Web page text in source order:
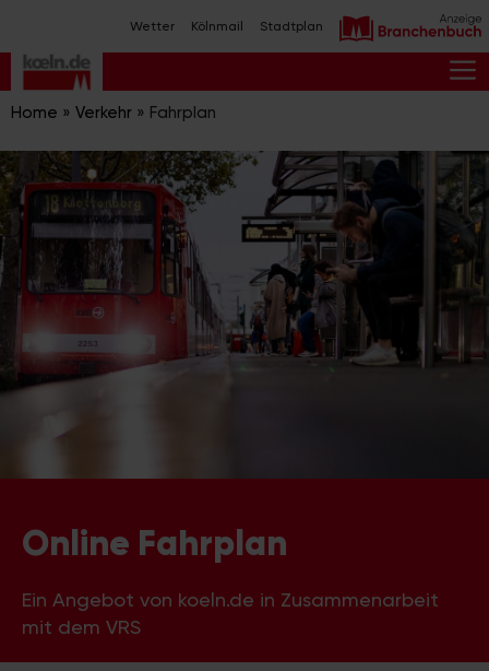
Inhalt
springen
Wetter Kölnmail Stadtplan
Home » Verkehr » Fahrplan
Online Fahrplan
Ein Angebot von koeln.de in Zusammenarbeit
mit dem VRS